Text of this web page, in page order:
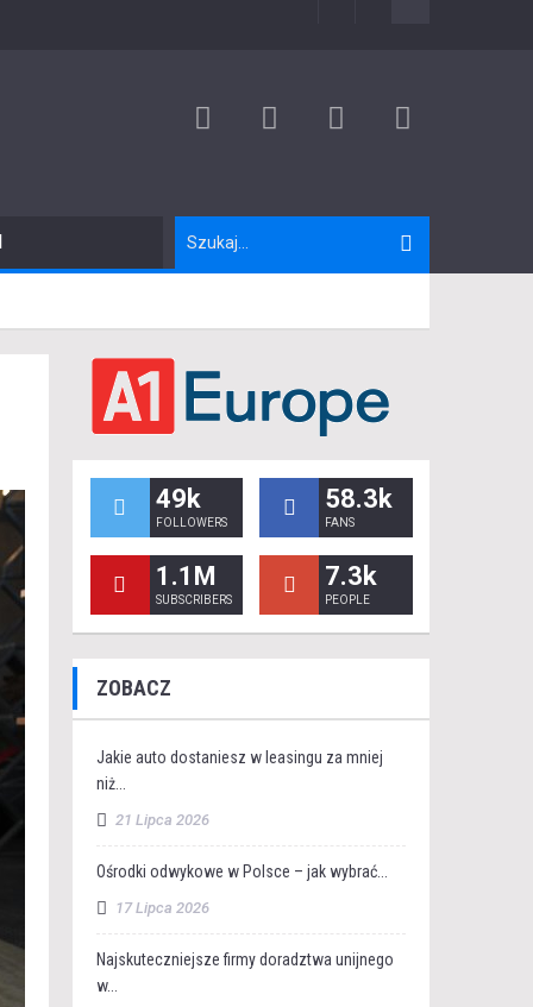
49k
FOLLOWERS
58.3k
FANS
1.1M
SUBSCRIBERS
7.3k
PEOPLE
ZOBACZ
Jakie auto dostaniesz w leasingu za mniej
niż...
21 Lipca 2026
Ośrodki odwykowe w Polsce – jak wybrać...
17 Lipca 2026
Najskuteczniejsze firmy doradztwa unijnego
w...